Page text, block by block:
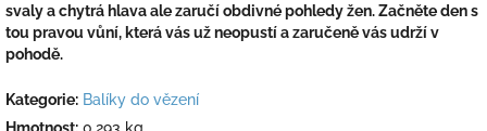
svaly a chytrá hlava ale zaručí obdivné pohledy žen. Začněte den s
tou pravou vůní, která vás už neopustí a zaručeně vás udrží v
pohodě.
Kategorie: Balíky do vězení